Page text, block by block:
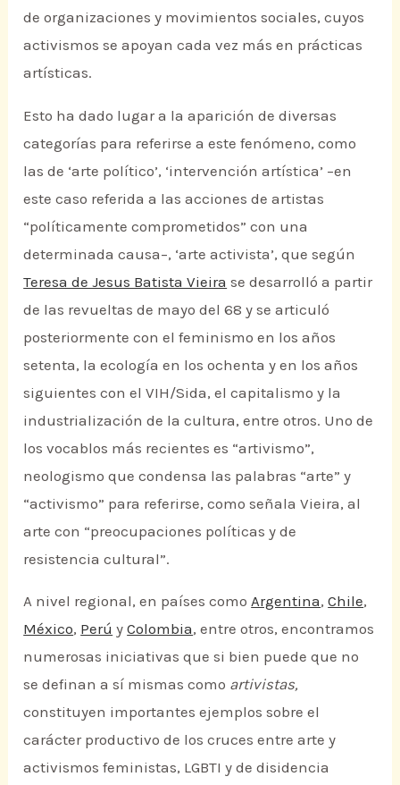
de organizaciones y movimientos sociales, cuyos
activismos se apoyan cada vez más en prácticas
artísticas.
Esto ha dado lugar a la aparición de diversas
categorías para referirse a este fenómeno, como
las de ‘arte político’, ‘intervención artística’ –en
este caso referida a las acciones de artistas
“políticamente comprometidos” con una
determinada causa–, ‘arte activista’, que según
Teresa de Jesus Batista Vieira se desarrolló a partir
de las revueltas de mayo del 68 y se articuló
posteriormente con el feminismo en los años
setenta, la ecología en los ochenta y en los años
siguientes con el VIH/Sida, el capitalismo y la
industrialización de la cultura, entre otros. Uno de
los vocablos más recientes es “artivismo”,
neologismo que condensa las palabras “arte” y
“activismo” para referirse, como señala Vieira, al
arte con “preocupaciones políticas y de
resistencia cultural”.
A nivel regional, en países comoArgentina,Chile,
México, Perú yColombia, entre otros, encontramos
numerosas iniciativas que si bien puede que no
se definan a sí mismas como artivistas,
constituyen importantes ejemplos sobre el
carácter productivo de los cruces entre arte y
activismos feministas, LGBTI y de disidencia